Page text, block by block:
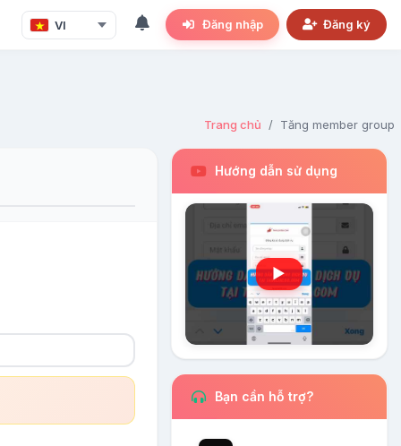
Đăng nhập Đăng ký
Trang chủ Tăng member group
Hướng dẫn sử dụng
▶
Bạn cần hỗ trợ?